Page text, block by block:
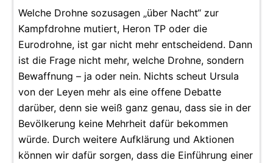
Welche Drohne sozusagen „über Nacht“ zur
Kampfdrohne mutiert, Heron TP oder die
Eurodrohne, ist gar nicht mehr entscheidend. Dann
ist die Frage nicht mehr, welche Drohne, sondern
Bewaffnung – ja oder nein. Nichts scheut Ursula
von der Leyen mehr als eine offene Debatte
darüber, denn sie weiß ganz genau, dass sie in der
Bevölkerung keine Mehrheit dafür bekommen
würde. Durch weitere Aufklärung und Aktionen
können wir dafür sorgen, dass die Einführung einer